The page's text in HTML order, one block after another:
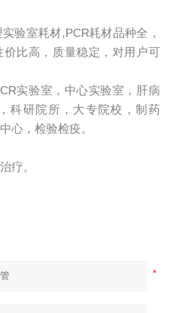
验室耗材,PCR耗材品种全，
比高，质量稳定，对用户可
实验室，中心实验室，肝病
科研院所，大专院校，制药
心，检验检疫。
疗。